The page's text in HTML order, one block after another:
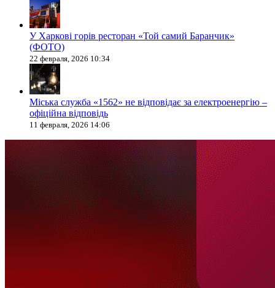
У Харкові горів ресторан «Той самий Баранчик»
(ФОТО)
22 февраля, 2026 10:34
Міська служба «1562» не відповідає за електроенергію –
офіційна відповідь
11 февраля, 2026 14:06